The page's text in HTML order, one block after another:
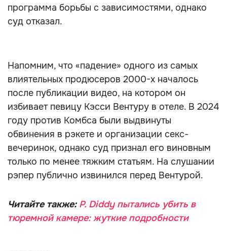
программа борьбы с зависимостями, однако
суд отказал.
Напомним, что «падение» одного из самых
влиятельных продюсеров 2000-х началось
после публикации видео, на котором он
избивает певицу Кэсси Вентуру в отеле. В 2024
году против Комбса были выдвинуты
обвинения в рэкете и организации секс-
вечеринок, однако суд признал его виновным
только по менее тяжким статьям. На слушании
рэпер публично извинился перед Вентурой.
Читайте также: P. Diddy пытались убить в
тюремной камере: жуткие подробности